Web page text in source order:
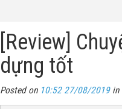
[Review]
dựng tốt
Posted on 10:52 27/08/2019in